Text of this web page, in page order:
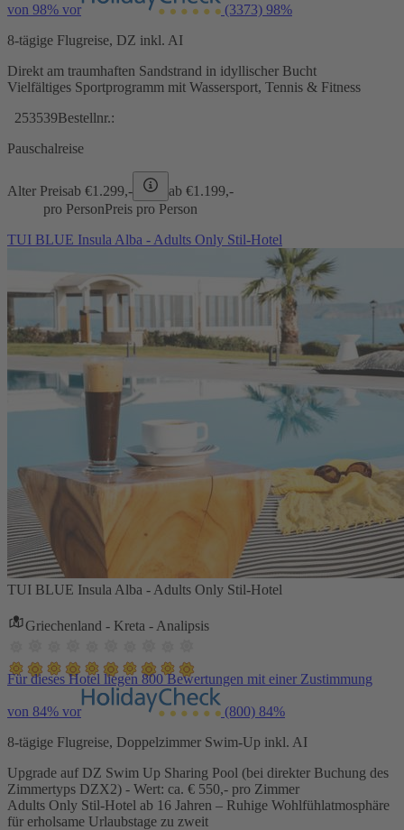
von 98% vor (3373) 98%
8-tägige Flugreise, DZ inkl. AI
Direkt am traumhaften Sandstrand in idyllischer Bucht
Vielfältiges Sportprogramm mit Wassersport, Tennis & Fitness
253539Bestellnr.:
Pauschalreise
Alter Preisab €1.299,- ab €1.199,-
pro PersonPreis pro Person
TUI BLUE Insula Alba - Adults Only Stil-Hotel
TUI BLUE Insula Alba - Adults Only Stil-Hotel
Griechenland - Kreta - Analipsis
Für dieses Hotel liegen 800 Bewertungen mit einer Zustimmung
von 84% vor (800) 84%
8-tägige Flugreise, Doppelzimmer Swim-Up inkl. AI
Upgrade auf DZ Swim Up Sharing Pool (bei direkter Buchung des
Zimmertyps DZX2) - Wert: ca. € 550,- pro Zimmer
Adults Only Stil-Hotel ab 16 Jahren – Ruhige Wohlfühlatmosphäre
für erholsame Urlaubstage zu zweit